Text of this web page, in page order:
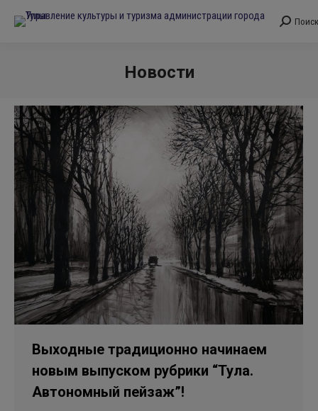
Поиск:
Поиск
Новости
Выходные традиционно начинаем
новым выпуском рубрики “Тула.
Автономный пейзаж”!